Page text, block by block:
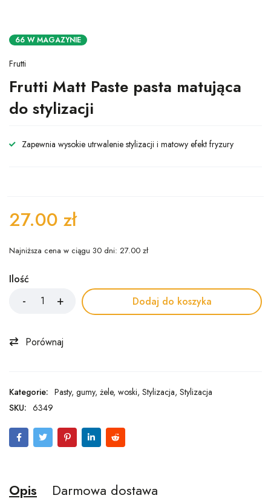
66 W MAGAZYNIE
Frutti
Frutti Matt Paste pasta matująca
do stylizacji
Zapewnia wysokie utrwalenie stylizacji i matowy efekt fryzury
27.00 zł
Najniższa cena w ciągu 30 dni: 27.00 zł
Ilość
Dodaj do koszyka
Porównaj
Kategorie: Pasty, gumy, żele, woski, Stylizacja, Stylizacja
SKU: 6349
Opis Darmowa dostawa